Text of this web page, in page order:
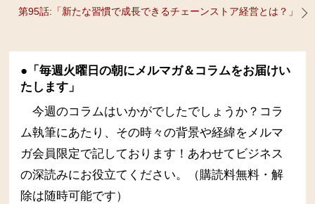
第95話:「新たな習慣で成長できるチェーンストア経営とは？」
●「毎週火曜日の朝にメルマガ＆コラムをお届けい
たします」
今週のコラムはいかがでしたでしょうか？コラ
ム執筆にあたり、その時々の背景や経緯をメルマ
ガ会員限定で記しております！あわせてビジネス
の深読みにお役立てください。（購読料無料・解
除は随時可能です）